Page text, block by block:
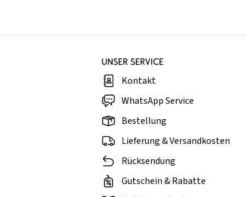
UNSER SERVICE
Kontakt
WhatsApp Service
Bestellung
Lieferung & Versandkosten
Rücksendung
Gutschein & Rabatte